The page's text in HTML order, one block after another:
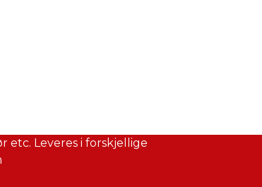
etc. Leveres i forskjellige